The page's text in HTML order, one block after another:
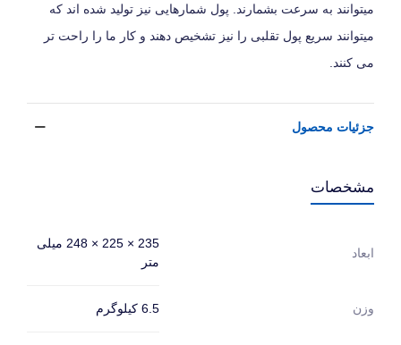
میتوانند به سرعت بشمارند. پول شمارهایی نیز تولید شده اند که
میتوانند سریع پول تقلبی را نیز تشخیص دهند و کار ما را راحت تر
می کنند.
جزئیات محصول
مشخصات
ابعاد
235 × 225 × 248 میلی
متر
وزن 6.5 کیلوگرم